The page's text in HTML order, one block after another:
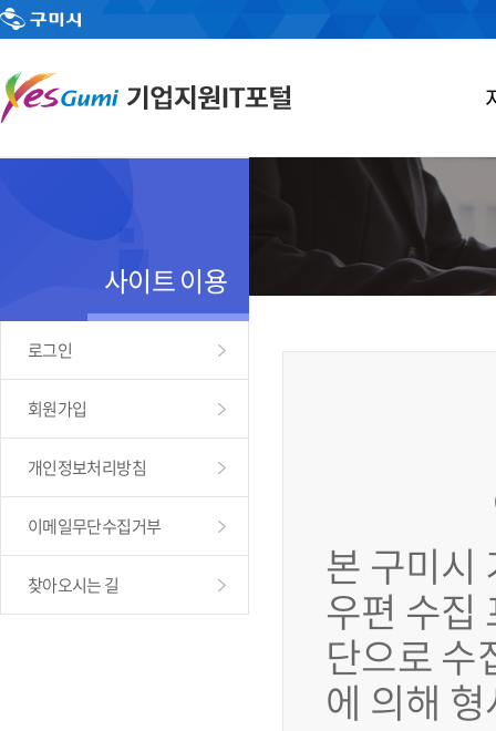
사이트 이용
로그인
회원가입
개인정보처리방침
이메일무단수집거부
찾아오시는 길 본 구미시
우편 수집
단으로 수
에 의해